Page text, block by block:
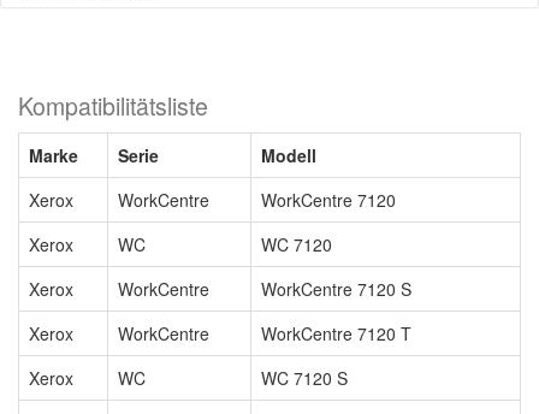
Kompatibilitätsliste
Marke Serie
Modell
Xerox
WorkCentre
WorkCentre 7120
Xerox
WC
WC 7120
Xerox
WorkCentre
WorkCentre 7120 S
Xerox
WorkCentre
WorkCentre 7120 T
Xerox
WC
WC 7120 S